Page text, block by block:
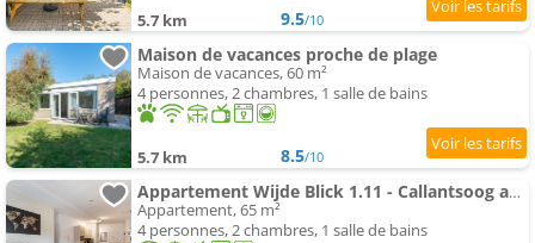
5.7 km 9.5/10
Maison de vacances proche de plage
Maison de vacances, 60 m²
4 personnes, 2 chambres, 1 salle de bains
5.7 km 8.5/10
Appartement Wijde Blick 1.11 - Callantsoog aan Zee
Appartement, 65 m²
4 personnes, 2 chambres, 1 salle de bains